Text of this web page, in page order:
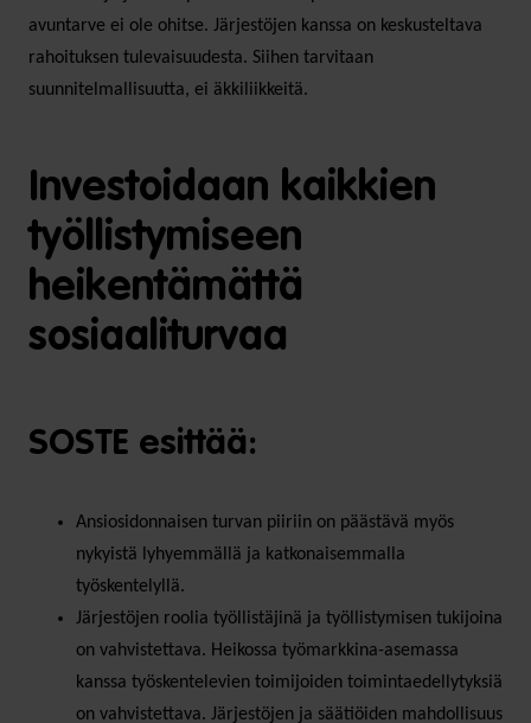
avuntarve ei ole ohitse. Järjestöjen kanssa on keskusteltava
rahoituksen tulevaisuudesta. Siihen tarvitaan
suunnitelmallisuutta, ei äkkiliikkeitä.
Investoidaan kaikkien
työllistymiseen
heikentämättä
sosiaaliturvaa
SOSTE esittää:
Ansiosidonnaisen turvan piiriin on päästävä myös
nykyistä lyhyemmällä ja katkonaisemmalla
työskentelyllä.
Järjestöjen roolia työllistäjinä ja työllistymisen tukijoina
on vahvistettava. Heikossa työmarkkina-asemassa
kanssa työskentelevien toimijoiden toimintaedellytyksiä
on vahvistettava. Järjestöjen ja säätiöiden mahdollisuus